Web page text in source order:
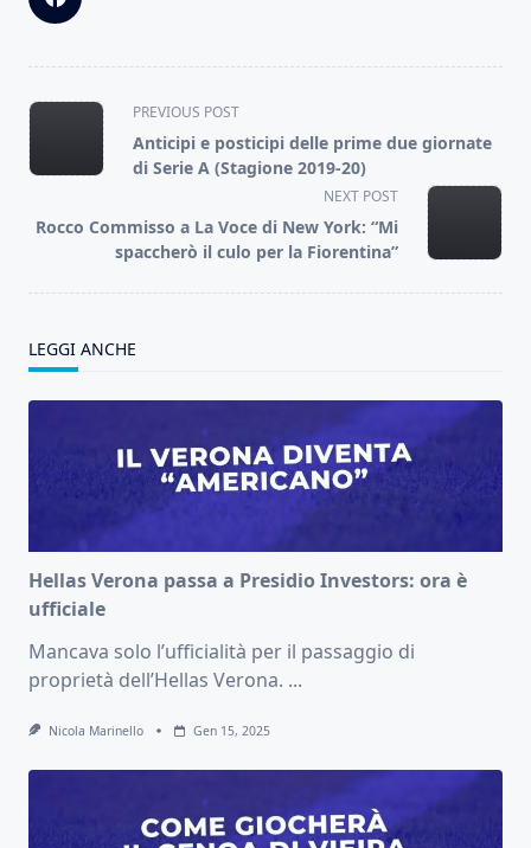
<span
class="nav-
subtitle
reader-
text">Page</span>
PREVIOUS POST
Anticipi e posticipi delle prime due giornate
di Serie A (Stagione 2019-20)
NEXT POST
Rocco Commisso a La Voce di New York: “Mi
spaccherò il culo per la Fiorentina”
LEGGI ANCHE
Hellas Verona passa a Presidio Investors: ora è
ufficiale
Mancava solo l’ufficialità per il passaggio di
proprietà dell’Hellas Verona. ...
Nicola Marinello Gen 15, 2025